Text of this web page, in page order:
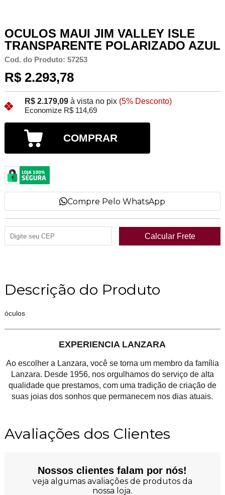
OCULOS MAUI JIM VALLEY ISLE
TRANSPARENTE POLARIZADO AZUL
Cod. do Produto: 57253
R$ 2.293,78
R$ 2.179,09 à vista no pix (5% Desconto)
Economize R$ 114,69
COMPRAR
Compre Pelo WhatsApp
Descrição do Produto
óculos
EXPERIENCIA LANZARA
Ao escolher a Lanzara, você se torna um membro da família
Lanzara. Desde 1956, nos orgulhamos do serviço de alta
qualidade que prestamos, com uma tradição de criação de
suas joias dos sonhos que permanecem nos dias atuais.
Avaliações dos Clientes
Nossos clientes falam por nós!
veja algumas avaliações de produtos da
nossa loja.